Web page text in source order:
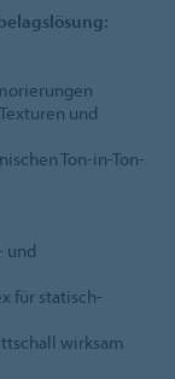
und
Ton-in-Ton-
und
für statisch-
wirksam